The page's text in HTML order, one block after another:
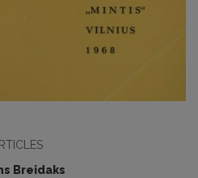
Breidaks